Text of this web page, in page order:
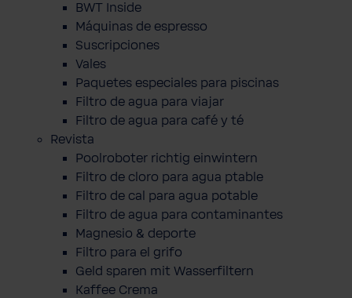
BWT Inside
Máquinas de espresso
Suscripciones
Vales
Paquetes especiales para piscinas
Filtro de agua para viajar
Filtro de agua para café y té
Revista
Poolroboter richtig einwintern
Filtro de cloro para agua ptable
Filtro de cal para agua potable
Filtro de agua para contaminantes
Magnesio & deporte
Filtro para el grifo
Geld sparen mit Wasserfiltern
Kaffee Crema